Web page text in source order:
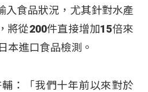
入食品狀況，尤其針對水產
將從200件直接增加15倍來
本進口食品檢測。
：「我們十年前以來對於